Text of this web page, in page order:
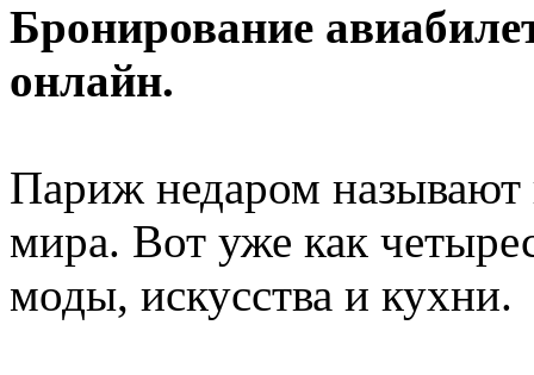
Бронирование
онлайн.
Париж недаром называют
мира. Вот уже как
моды, искусства и кухни.